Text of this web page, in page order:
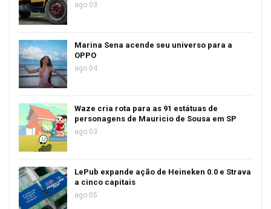
ago 03
Marina Sena acende seu universo para a
OPPO
ago 04
Waze cria rota para as 91 estátuas de
personagens de Mauricio de Sousa em SP
ago 03
LePub expande ação de Heineken 0.0 e Strava
a cinco capitais
ago 05